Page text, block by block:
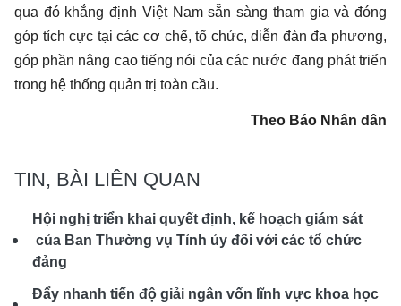
qua đó khẳng định Việt Nam sẵn sàng tham gia và đóng
góp tích cực tại các cơ chế, tổ chức, diễn đàn đa phương,
góp phần nâng cao tiếng nói của các nước đang phát triển
trong hệ thống quản trị toàn cầu.
Theo Báo Nhân dân
TIN, BÀI LIÊN QUAN
Hội nghị triển khai quyết định, kế hoạch giám sát
của Ban Thường vụ Tỉnh ủy đối với các tổ chức
đảng
Đẩy nhanh tiến độ giải ngân vốn lĩnh vực khoa học